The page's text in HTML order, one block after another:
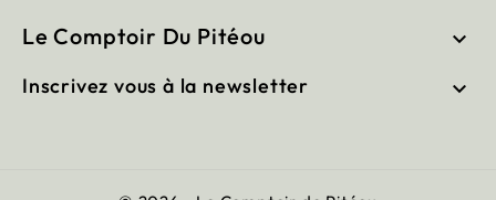
Le Comptoir Du Pitéou 
Inscrivez vous à la newsletter 